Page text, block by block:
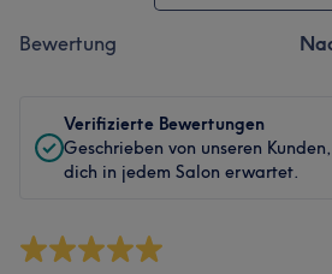
Bewertung
Verifizierte Bewertungen
Geschrieben von unseren
dich in jedem Salon erwartet.